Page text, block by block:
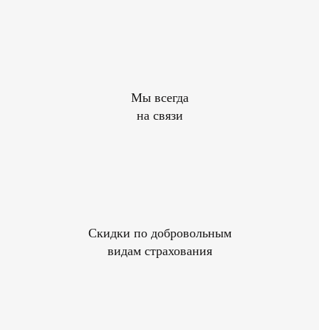
Мы всегда
на связи
Скидки по добровольным
видам страхования